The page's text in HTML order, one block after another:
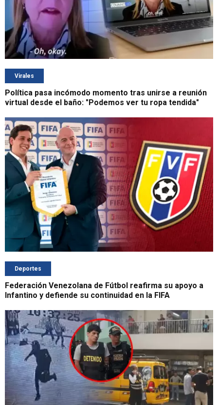
Virales
Política pasa incómodo momento tras unirse a reunión
virtual desde el baño: "Podemos ver tu ropa tendida"
Deportes
Federación Venezolana de Fútbol reafirma su apoyo a
Infantino y defiende su continuidad en la FIFA